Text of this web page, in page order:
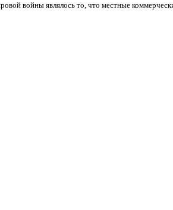
войны являлось то, что местные